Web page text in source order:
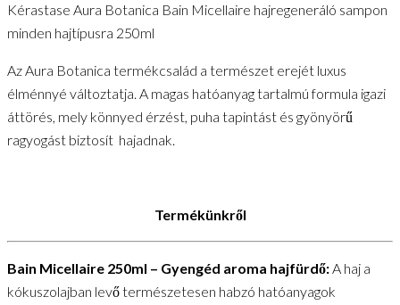
Kérastase Aura Botanica Bain Micellaire hajregeneráló sampon
minden hajtípusra 250ml
Az Aura Botanica termékcsalád a természet erejét luxus
élménnyé változtatja. A magas hatóanyag tartalmú formula igazi
áttörés, mely könnyed érzést, puha tapintást és gyönyörű
ragyogást biztosít hajadnak.
Termékünkről
Bain Micellaire 250ml – Gyengéd aroma hajfürdő:A haj a
kókuszolajban levő természetesen habzó hatóanyagok